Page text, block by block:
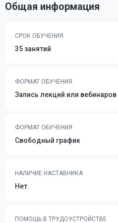
Общая информация
СРОК ОБУЧЕНИЯ
35 занятий
ФОРМАТ ОБУЧЕНИЯ
Запись лекций или вебинаров
ФОРМАТ ОБУЧЕНИЯ
Свободный график
НАЛИЧИЕ НАСТАВНИКА
Нет
ПОМОЩЬ В ТРУДОУСТРОЙСТВЕ